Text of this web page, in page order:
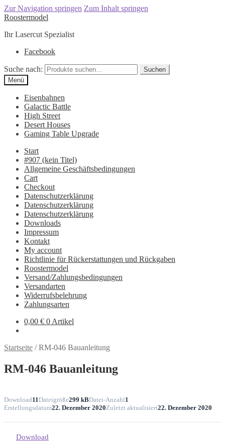
Zur Navigation springen Zum Inhalt springen
Roostermodel
Ihr Lasercut Spezialist
Facebook
Suche nach:
Suchen
Menü
Eisenbahnen
Galactic Battle
High Street
Desert Houses
Gaming Table Upgrade
Start
#907 (kein Titel)
Allgemeine Geschäftsbedingungen
Cart
Checkout
Datenschutzerklärung
Datenschutzerklärung
Datenschutzerklärung
Downloads
Impressum
Kontakt
My account
Richtlinie für Rückerstattungen und Rückgaben
Roostermodel
Versand/Zahlungsbedingungen
Versandarten
Widerrufsbelehrung
Zahlungsarten
0,00 € 0 Artikel
Startseite /RM-046 Bauanleitung
RM-046 Bauanleitung
Download11Dateigröße299 kBDatei-Anzahl1
Erstellungsdatum22. Dezember 2020Zuletzt aktualisiert22. Dezember 2020
Download